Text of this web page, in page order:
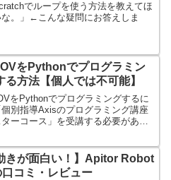
でループを使う方法を教えてほ
な。」←こんな疑問にお答えしま
をPythonでプログラミン
る方法【個人では不可能】
をPythonでプログラミングするに
個別指導Axisのプログラミング講座
ーコース」を受講する必要があり
きが面白い！】Apitor Robot
コミ・レビュー